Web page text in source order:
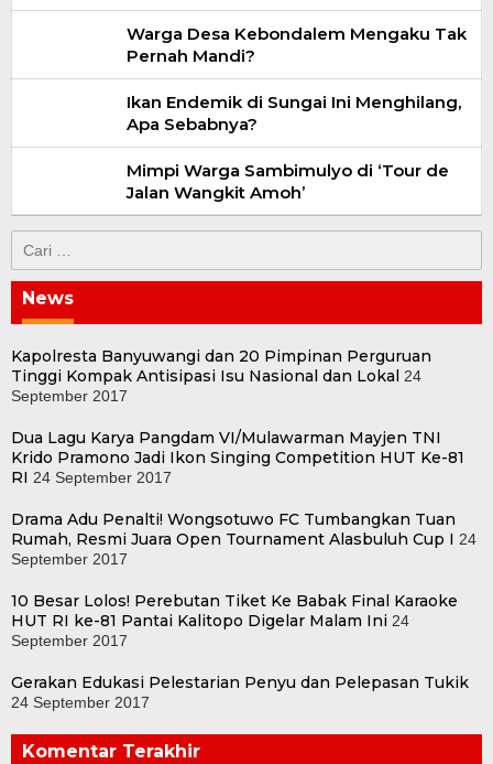
Warga Desa Kebondalem Mengaku Tak
Pernah Mandi?
Ikan Endemik di Sungai Ini Menghilang,
Apa Sebabnya?
Mimpi Warga Sambimulyo di ‘Tour de
Jalan Wangkit Amoh’
untuk:
News
Kapolresta Banyuwangi dan 20 Pimpinan Perguruan
Tinggi Kompak Antisipasi Isu Nasional dan Lokal 24
September 2017
Dua Lagu Karya Pangdam VI/Mulawarman Mayjen TNI
Krido Pramono Jadi Ikon Singing Competition HUT Ke-81
RI 24 September 2017
Drama Adu Penalti! Wongsotuwo FC Tumbangkan Tuan
Rumah, Resmi Juara Open Tournament Alasbuluh Cup I 24
September 2017
10 Besar Lolos! Perebutan Tiket Ke Babak Final Karaoke
HUT RI ke-81 Pantai Kalitopo Digelar Malam Ini 24
September 2017
Gerakan Edukasi Pelestarian Penyu dan Pelepasan Tukik
24 September 2017
Komentar Terakhir